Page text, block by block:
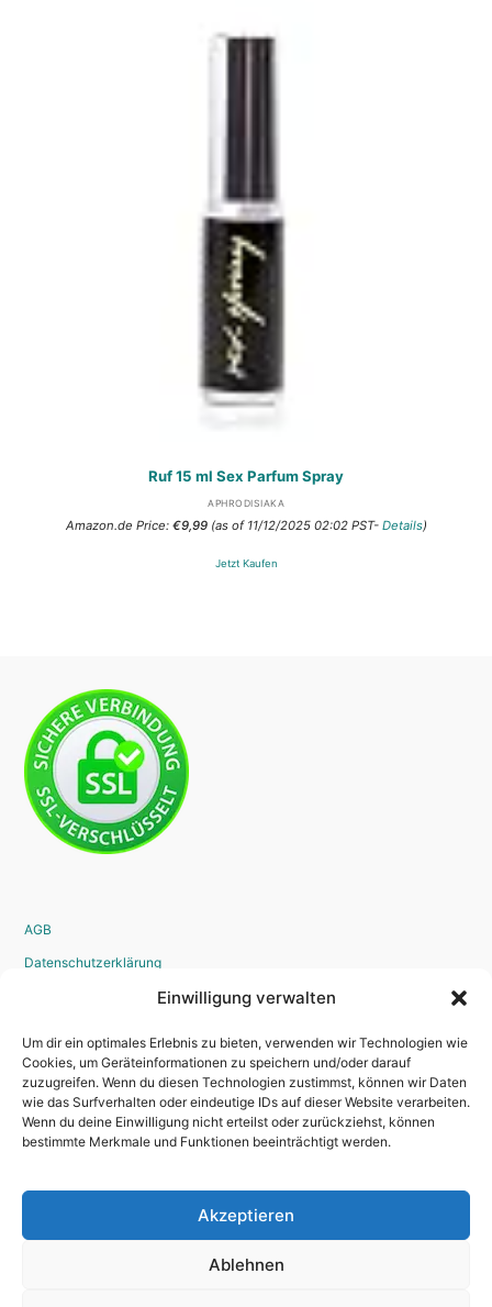
Einwilligung verwalten
Um dir ein optimales Erlebnis zu bieten, verwenden wir Technologien wie
Cookies, um Geräteinformationen zu speichern und/oder darauf
zuzugreifen. Wenn du diesen Technologien zustimmst, können wir Daten
wie das Surfverhalten oder eindeutige IDs auf dieser Website verarbeiten.
Wenn du deine Einwilligung nicht erteilst oder zurückziehst, können
bestimmte Merkmale und Funktionen beeinträchtigt werden.
Akzeptieren
Ablehnen
Ruf 15 ml Sex Parfum Spray
APHRODISIAKA
Amazon.de Price: €9,99(as of 11/12/2025 02:02 PST- Details)
Jetzt Kaufen
AGB
Datenschutzerklärung
Impressum
Bestellvorgang